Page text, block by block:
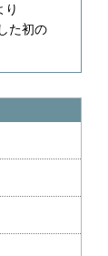
り
た初の